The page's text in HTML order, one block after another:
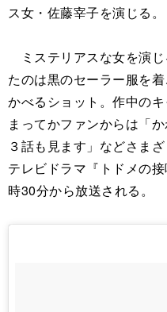
ス女・佐藤宰子を演じる。
ミステリアスな女を演
たのは黒のセーラー服を
かべるショット。作中の
まってかファンからは「
３話も見ます」などさま
テレビドラマ『トドメの
時30分から放送される。